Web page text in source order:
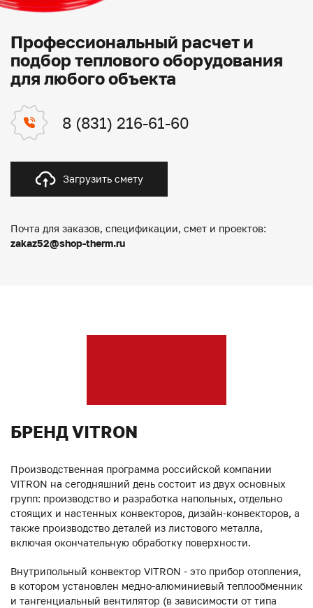
Профессиональный расчет и
подбор теплового оборудования
для любого объекта
8 (831) 216-61-60
Загрузить смету
Почта для заказов, спецификации, смет и проектов:
zakaz52@shop-therm.ru
БРЕНД VITRON
Производственная программа российской компании
VITRON на сегодняшний день состоит из двух основных
групп: производство и разработка напольных, отдельно
стоящих и настенных конвекторов, дизайн-конвекторов, а
также производство деталей из листового металла,
включая окончательную обработку поверхности.
Внутрипольный конвектор VITRON - это прибор отопления,
в котором установлен медно-алюминиевый теплообменник
и тангенциальный вентилятор (в зависимости от типа